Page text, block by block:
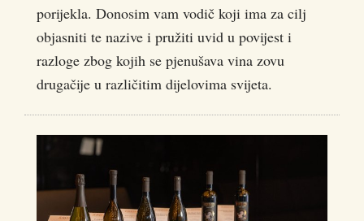
porijekla. Donosim vam vodič koji ima za cilj
objasniti te nazive i pružiti uvid u povijest i
razloge zbog kojih se pjenušava vina zovu
drugačije u različitim dijelovima svijeta.